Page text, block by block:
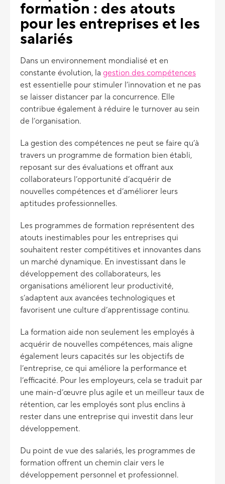
formation : des atouts
pour les entreprises et les
salariés
Dans un environnement mondialisé et en
constante évolution, la gestion des compétences
est essentielle pour stimuler l’innovation et ne pas
se laisser distancer par la concurrence. Elle
contribue également à réduire le turnover au sein
de l’organisation.
La gestion des compétences ne peut se faire qu’à
travers un programme de formation bien établi,
reposant sur des évaluations et offrant aux
collaborateurs l’opportunité d’acquérir de
nouvelles compétences et d’améliorer leurs
aptitudes professionnelles.
Les programmes de formation représentent des
atouts inestimables pour les entreprises qui
souhaitent rester compétitives et innovantes dans
un marché dynamique. En investissant dans le
développement des collaborateurs, les
organisations améliorent leur productivité,
s’adaptent aux avancées technologiques et
favorisent une culture d’apprentissage continu.
La formation aide non seulement les employés à
acquérir de nouvelles compétences, mais aligne
également leurs capacités sur les objectifs de
l’entreprise, ce qui améliore la performance et
l’efficacité. Pour les employeurs, cela se traduit par
une main-d’œuvre plus agile et un meilleur taux de
rétention, car les employés sont plus enclins à
rester dans une entreprise qui investit dans leur
développement.
Du point de vue des salariés, les programmes de
formation offrent un chemin clair vers le
développement personnel et professionnel.